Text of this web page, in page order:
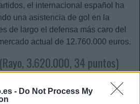
- Do Not Process My
el internacional español ha
una asistencia de gol en la
de largo el defensa más caro del
actual de 12.760.000 euros.
3.620.000, 34 puntos)
gran temporada en su regreso a
jornadas para el final está